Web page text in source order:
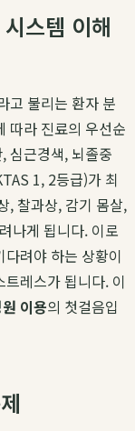
스템 이해
고 불리는 환자 분
따라 진료의 우선순
심근경색, 뇌졸중
1, 2등급)가 최
, 찰과상, 감기 몸살,
나게 됩니다. 이로
려야 하는 상황이
레스가 됩니다. 이
이용의 첫걸음입